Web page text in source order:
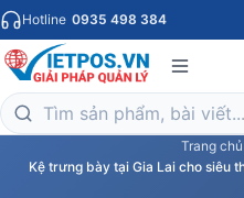
Hotline 0935 498 384
Trang chủ
Kệ trưng bày tại Gia Lai cho siêu